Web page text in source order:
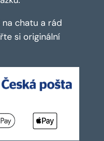
chatu a rád
si originální